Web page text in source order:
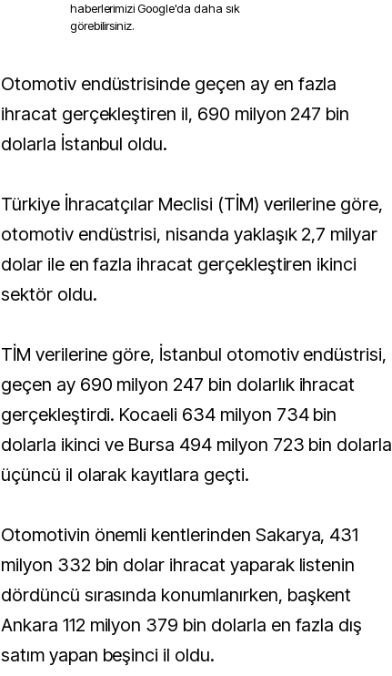
haberlerimizi Google'da daha sık
görebilirsiniz.
Otomotiv endüstrisinde geçen ay en fazla
ihracat gerçekleştiren il, 690 milyon 247 bin
dolarla İstanbul oldu.
Türkiye İhracatçılar Meclisi (TİM) verilerine göre,
otomotiv endüstrisi, nisanda yaklaşık 2,7 milyar
dolar ile en fazla ihracat gerçekleştiren ikinci
sektör oldu.
TİM verilerine göre, İstanbul otomotiv endüstrisi,
geçen ay 690 milyon 247 bin dolarlık ihracat
gerçekleştirdi. Kocaeli 634 milyon 734 bin
dolarla ikinci ve Bursa 494 milyon 723 bin dolarla
üçüncü il olarak kayıtlara geçti.
Otomotivin önemli kentlerinden Sakarya, 431
milyon 332 bin dolar ihracat yaparak listenin
dördüncü sırasında konumlanırken, başkent
Ankara 112 milyon 379 bin dolarla en fazla dış
satım yapan beşinci il oldu.